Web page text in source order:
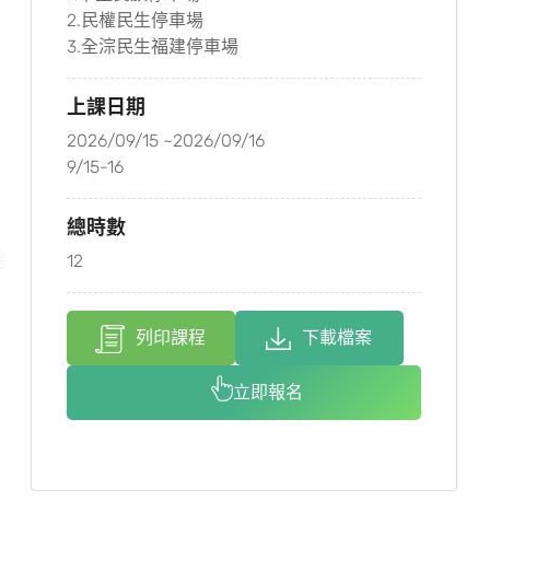
2.民權民生停車場
3.全淙民生福建停車場
上課日期
2026/09/15 ~2026/09/16
9/15-16
總時數
12
列印課程 下載檔案
立即報名